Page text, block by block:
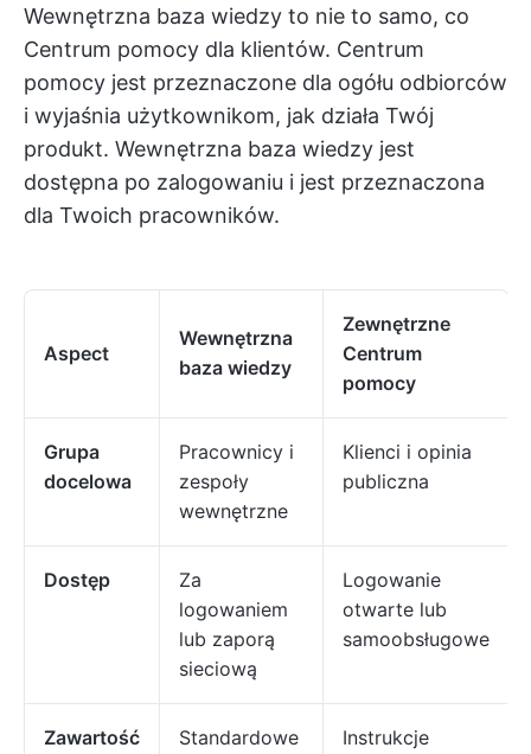
Wewnętrzna baza wiedzy to nie to samo, co
Centrum pomocy dla klientów. Centrum
pomocy jest przeznaczone dla ogółu odbiorców
i wyjaśnia użytkownikom, jak działa Twój
produkt. Wewnętrzna baza wiedzy jest
dostępna po zalogowaniu i jest przeznaczona
dla Twoich pracowników.
Aspect
Wewnętrzna
baza wiedzy
Zewnętrzne
Centrum
pomocy
Grupa
docelowa
Pracownicy i
zespoły
wewnętrzne
Klienci i opinia
publiczna
Dostęp
Za
logowaniem
lub zaporą
sieciową
Logowanie
otwarte lub
samoobsługowe
Zawartość
Standardowe
Instrukcje